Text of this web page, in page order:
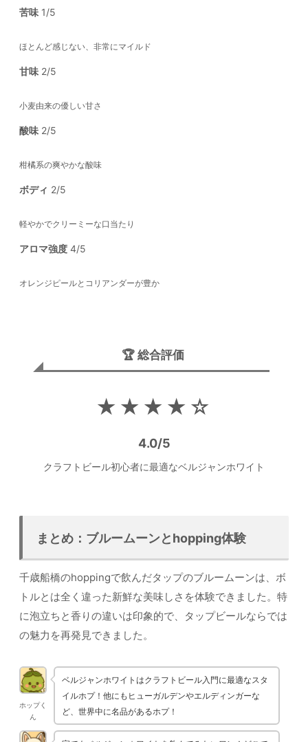
苦味 1/5
ほとんど感じない、非常にマイルド
甘味 2/5
小麦由来の優しい甘さ
酸味 2/5
柑橘系の爽やかな酸味
ボディ 2/5
軽やかでクリーミーな口当たり
アロマ強度 4/5
オレンジピールとコリアンダーが豊か
🏆 総合評価
★★★★☆
4.0/5
クラフトビール初心者に最適なベルジャンホワイト
まとめ：ブルームーンとhopping体験
千歳船橋のhoppingで飲んだタップのブルームーンは、ボ
トルとは全く違った新鮮な美味しさを体験できました。特
に泡立ちと香りの違いは印象的で、タップビールならでは
の魅力を再発見できました。
ホップく
ん
ベルジャンホワイトはクラフトビール入門に最適なスタ
イルホプ！他にもヒューガルデンやエルディンガーな
ど、世界中に名品があるホプ！